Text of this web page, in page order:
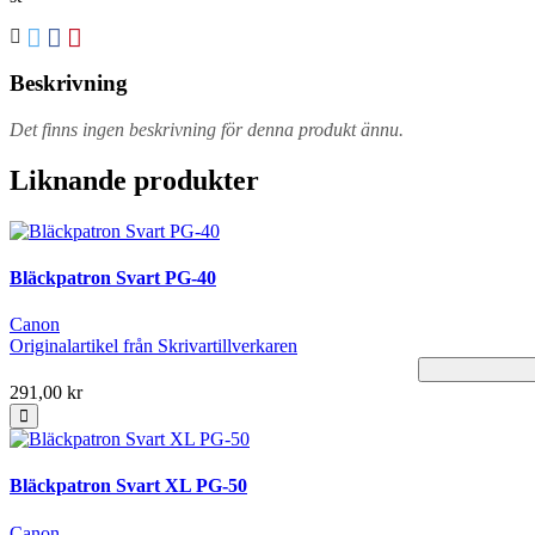
Beskrivning
Det finns ingen beskrivning för denna produkt ännu.
Liknande produkter
Bläckpatron Svart PG-40
Canon
Originalartikel från Skrivartillverkaren
291,00 kr
Bläckpatron Svart XL PG-50